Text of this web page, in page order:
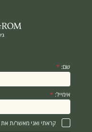
שם: * *
*
אימייל: *
קראתי ואני מאשר/ת את